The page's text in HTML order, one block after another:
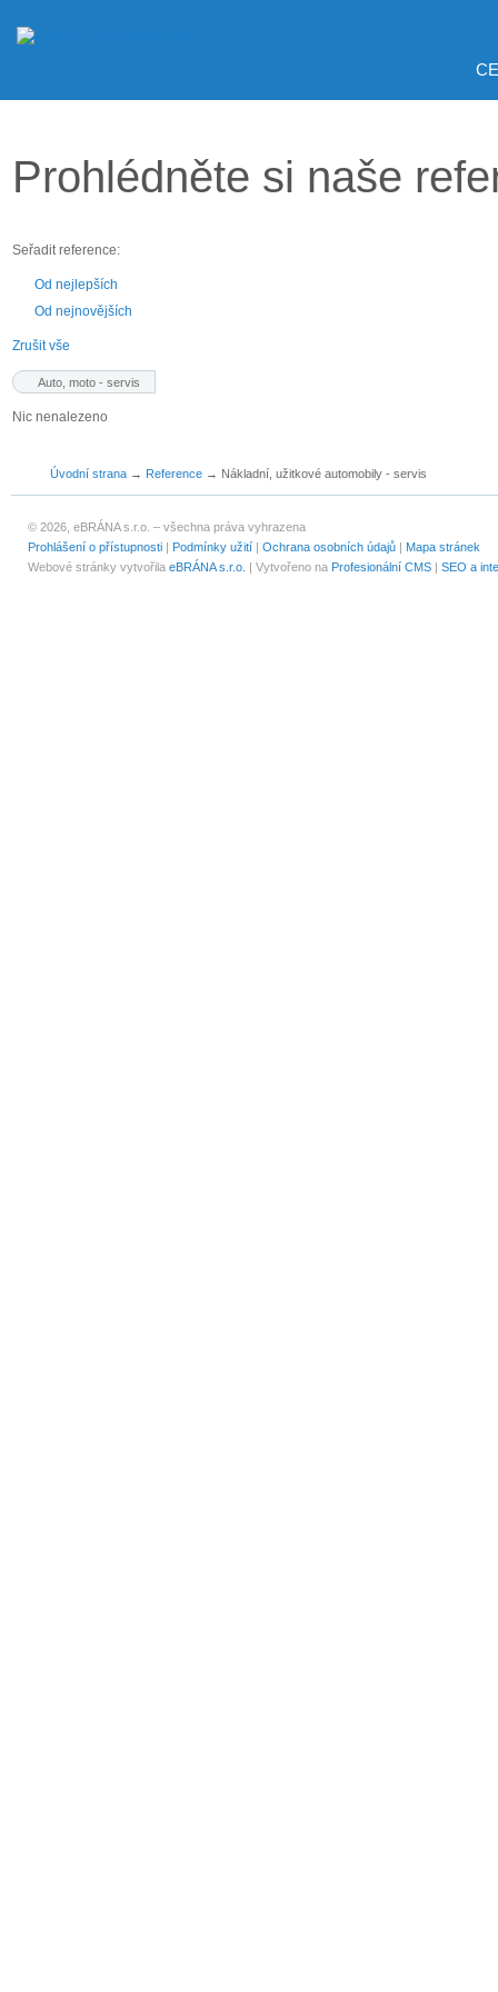
Prohlédněte si naše
Seřadit reference:
Od nejlepších
Od nejnovějších
Zrušit vše
Auto, moto - servis
Nic nenalezeno
Úvodní strana → Reference → Nákladní, užitkové automobily - servis
© 2026, eBRÁNA s.r.o. – všechna práva vyhrazena
Prohlášení o přístupnosti | Podmínky užití | Ochrana osobních údajů | Mapa stránek
Webové stránky vytvořila eBRÁNA s.r.o. | Vytvořeno na Profesionální CMS | SEO a